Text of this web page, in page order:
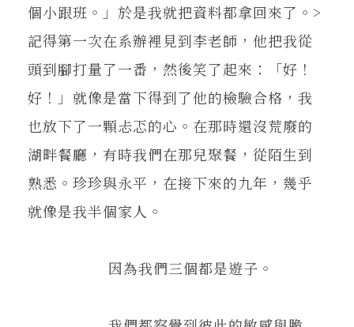
個小跟班。」於是我就把資料都拿回來了。>
記得第一次在系辦裡見到李老師，他把我從
頭到腳打量了一番，然後笑了起來：「好！
好！」就像是當下得到了他的檢驗合格，我
也放下了一顆忐忑的心。在那時還沒荒廢的
湖畔餐廳，有時我們在那兒聚餐，從陌生到
熟悉。珍珍與永平，在接下來的九年，幾乎
就像是我半個家人。
因為我們三個都是遊子。